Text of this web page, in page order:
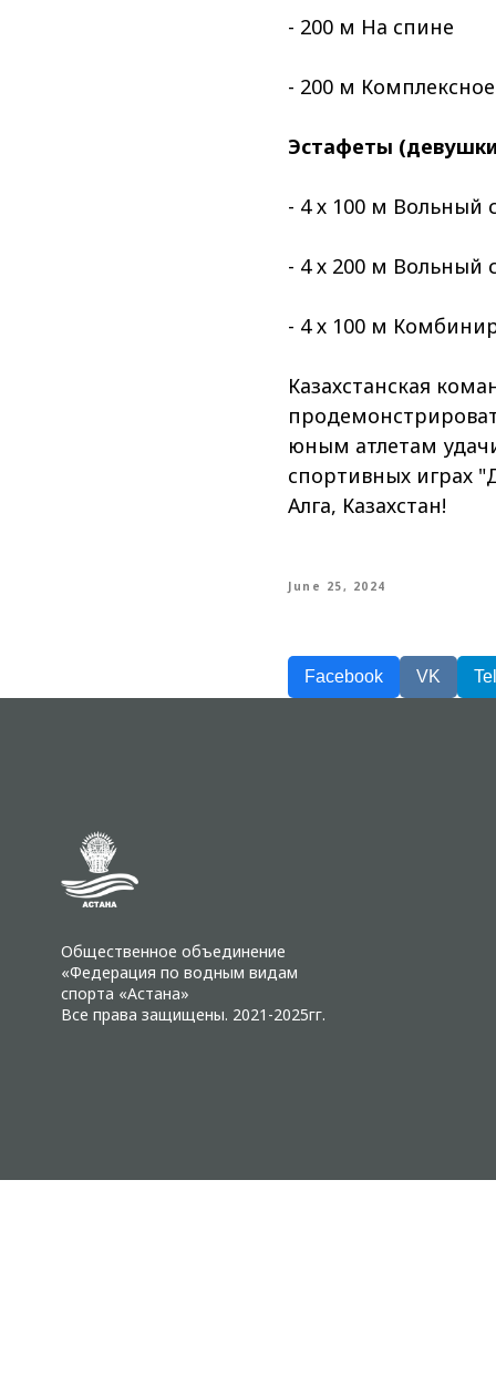
- 200 м На спине
- 200 м
Эстафеты
- 4 х 100 м Вольный
- 4 х 200 м Вольный
- 4 х 100 м
Казахстанская
юным атлетам
спортивных играх
Алга, Казахстан!
June 25, 2024
Facebook VK
Общественное объединение
«Федерация по водным видам
спорта «Астана»
Все права защищены. 2021-2025гг.